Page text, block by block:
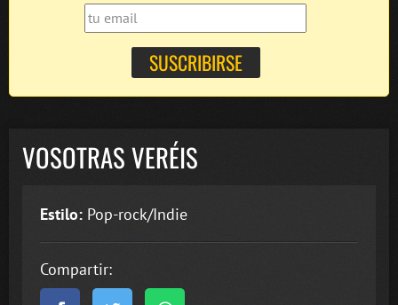
VOSOTRAS VERÉIS
Estilo: Pop-rock/Indie
Compartir: